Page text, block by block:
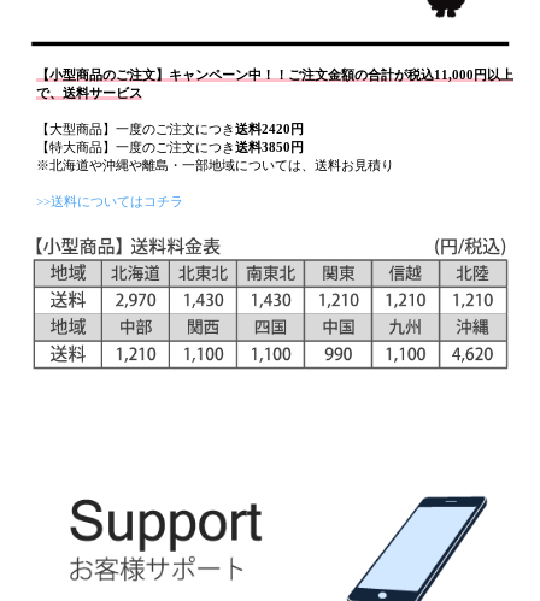
【小型商品のご注文】キャンペーン中！！ご注文金額の合計が税込11,000円以上
で、送料サービス
【大型商品】一度のご注文につき送料2420円
【特大商品】一度のご注文につき送料3850円
※北海道や沖縄や離島・一部地域については、送料お見積り
>>送料についてはコチラ